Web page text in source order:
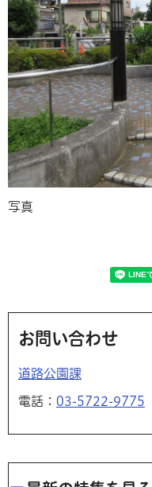
写真
お問い合わせ
道路公園課
電話： 03-5722-9775